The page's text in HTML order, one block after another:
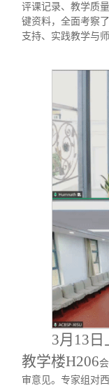
评课记录、教学质
键资料，全面考察
支持、实践教学与
3月13
教学楼H206
审意见。专家组对